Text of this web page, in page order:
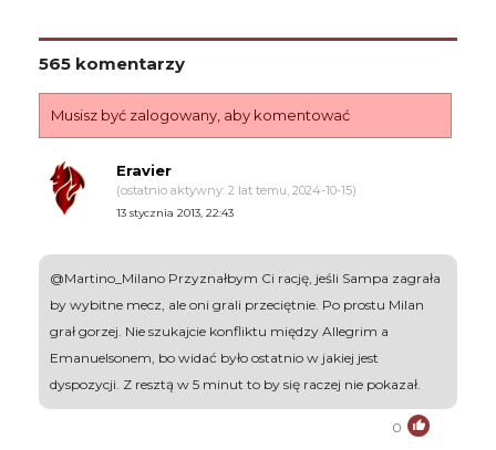
565 komentarzy
Musisz być zalogowany, aby komentować
Eravier
(ostatnio aktywny: 2 lat temu, 2024-10-15)
13 stycznia 2013, 22:43
@Martino_Milano Przyznałbym Ci rację, jeśli Sampa zagrała
by wybitne mecz, ale oni grali przeciętnie. Po prostu Milan
grał gorzej. Nie szukajcie konfliktu między Allegrim a
Emanuelsonem, bo widać było ostatnio w jakiej jest
dyspozycji. Z resztą w 5 minut to by się raczej nie pokazał.
0